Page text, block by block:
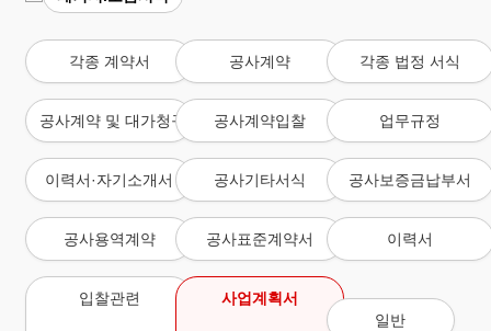
각종 계약서 공사계약 각종 법정 서식
공사계약 및 대가청구 서식공사계약입찰 업무규정
이력서·자기소개서 공사기타서식 공사보증금납부서
공사용역계약 공사표준계약서 이력서
입찰관련
사업계획서
일반